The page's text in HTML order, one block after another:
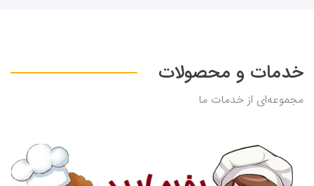
خدمات و محصولات
مجموعه‌ای از خدمات ما